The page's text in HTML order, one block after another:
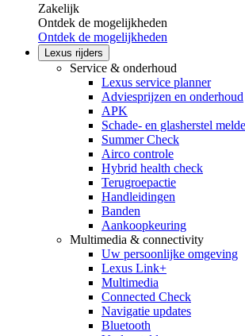
Zakelijk
Ontdek de mogelijkheden
Ontdek de mogelijkheden
Lexus rijders
Service & onderhoud
Lexus service planner
Adviesprijzen en onderhoud
APK
Schade- en glasherstel
Summer Check
Airco controle
Hybrid health check
Terugroepactie
Handleidingen
Banden
Aankoopkeuring
Multimedia & connectivity
Uw persoonlijke omgeving
Lexus Link+
Multimedia
Connected Check
Navigatie updates
Bluetooth